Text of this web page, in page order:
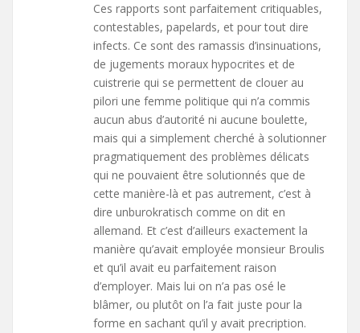
Ces rapports sont parfaitement critiquables,
contestables, papelards, et pour tout dire
infects. Ce sont des ramassis d’insinuations,
de jugements moraux hypocrites et de
cuistrerie qui se permettent de clouer au
pilori une femme politique qui n’a commis
aucun abus d’autorité ni aucune boulette,
mais qui a simplement cherché à solutionner
pragmatiquement des problèmes délicats
qui ne pouvaient être solutionnés que de
cette manière-là et pas autrement, c’est à
dire unburokratisch comme on dit en
allemand. Et c’est d’ailleurs exactement la
manière qu’avait employée monsieur Broulis
et qu’il avait eu parfaitement raison
d’employer. Mais lui on n’a pas osé le
blâmer, ou plutôt on l’a fait juste pour la
forme en sachant qu’il y avait precription.